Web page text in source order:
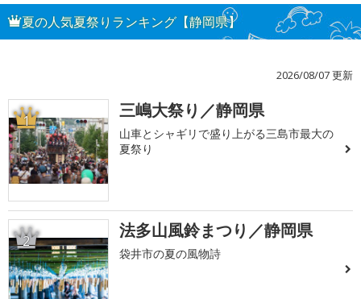
夏の人気夏祭りランキング【静岡県】
2026/08/07 更新
1 三嶋大祭り／静岡県
山車とシャギリで盛り上がる三島市最大の
夏祭り
2 法多山風鈴まつり／静岡県
袋井市の夏の風物詩